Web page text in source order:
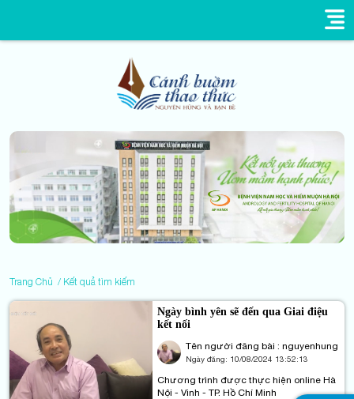
Trang Chủ Kết quả tìm kiếm
Ngày bình yên sẽ đến qua Giai điệu
kết nối
Tên người đăng bài : nguyenhung
Ngày đăng: 10/08/2024 13:52:13
Chương trình được thực hiện online Hà
Nội - Vinh - TP. Hồ Chí Minh